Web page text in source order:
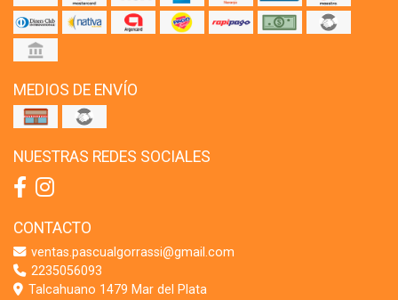
MEDIOS DE ENVÍO
NUESTRAS REDES SOCIALES
CONTACTO
ventas.pascualgorrassi@gmail.com
2235056093
Talcahuano 1479 Mar del Plata